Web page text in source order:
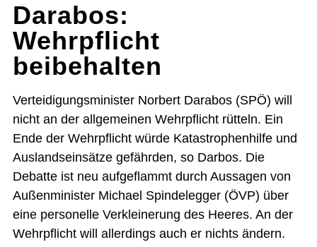
Darabos:
Wehrpflicht
beibehalten
Verteidigungsminister Norbert Darabos (SPÖ) will
nicht an der allgemeinen Wehrpflicht rütteln. Ein
Ende der Wehrpflicht würde Katastrophenhilfe und
Auslandseinsätze gefährden, so Darbos. Die
Debatte ist neu aufgeflammt durch Aussagen von
Außenminister Michael Spindelegger (ÖVP) über
eine personelle Verkleinerung des Heeres. An der
Wehrpflicht will allerdings auch er nichts ändern.